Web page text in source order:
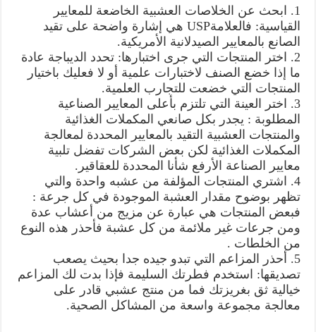
1. ابحث عن الخلاصات العشبية الخاضعة للمعايير
القياسية: فالعلامةUSP هي إشارة واضحة على تقيد
الصانع بالمعايير الصيدلانية الأمريكية.
2. اختر المنتجات التي جرى اختبارها: تحدد الديباجة عادة
ما إذا خضع الصنف لاختبارات علمية أو لا فعليك باختيار
المنتجات التي خضعت للتجارب العلمية.
3. اختر العينة التي تلتزم بأعلى المعايير الصناعية
المطلوبة : يجدر بكل صانعي المكملات الغذائية
والمنتجات العشبية التقيد بالمعايير المحددة لمعالجة
المكملات الغذائية لكن بعض الشركات تفضل تلبية
معايير الصناعة الأرفع شأنا المحددة للعقاقير.
4. اشتري المنتجات المؤلفة من عشبه واحدة والتي
تظهر بوضوح مقدار العشبة الموجودة في كل جرعة :
فبعض المنتجات هي عبارة عن مزيج من أعشاب عدة
ومن جرعات غير ملائمة من كل عشبة فأحذر هذه النوع
من الخلطات .
5. أحذر المزاعم التي تبدو جيده جدا بحيث يصعب
تصديقها: استخدم فطرتك السليمة فإذا بدت لك المزاعم
خيالية ثق بغريزتك فما من منتج عشبي قادر على
معالجة مجموعة واسعة من المشاكل الصحية.